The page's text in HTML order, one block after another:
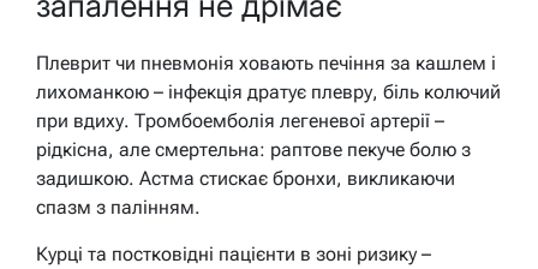
Плеврит чи пневмонія ховають печіння за кашлем і
лихоманкою – інфекція дратує плевру, біль колючий
при вдиху. Тромбоемболія легеневої артерії –
рідкісна, але смертельна: раптове пекуче болю з
задишкою. Астма стискає бронхи, викликаючи
спазм з палінням.
Курці та постковідні пацієнти в зоні ризику –